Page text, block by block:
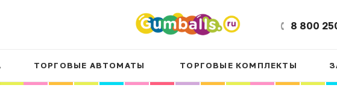
8 800
ТОРГОВЫЕ АВТОМАТЫ ТОРГОВЫЕ КОМПЛЕКТЫ